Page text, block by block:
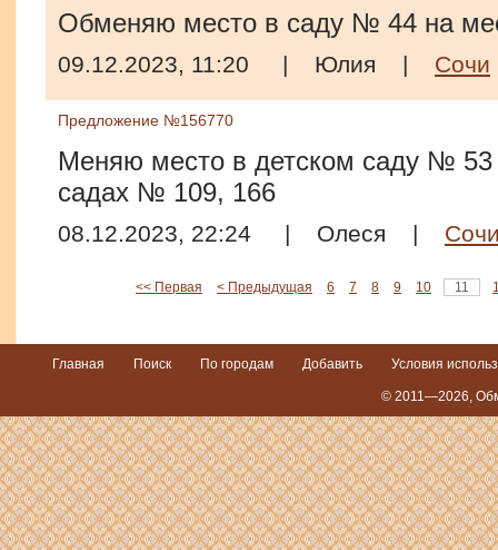
Обменяю место в саду № 44 на
09.12.2023, 11:20 | Юлия | Сочи
Предложение №156770
Меняю место в детском саду № 53
садах № 109, 166
08.12.2023, 22:24 | Олеся |
<< Первая < Предыдущая 6 7 8 9 10 11
Главная Поиск По городам Добавить Условия
© 2011—2026,